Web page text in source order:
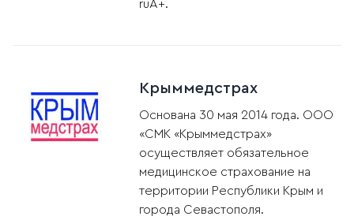
ruA+.
Крыммедстрах
Основана 30 мая 2014 года. ООО
«СМК «Крыммедстрах»
осуществляет обязательное
медицинское страхование на
территории Республики Крым и
города Севастополя.